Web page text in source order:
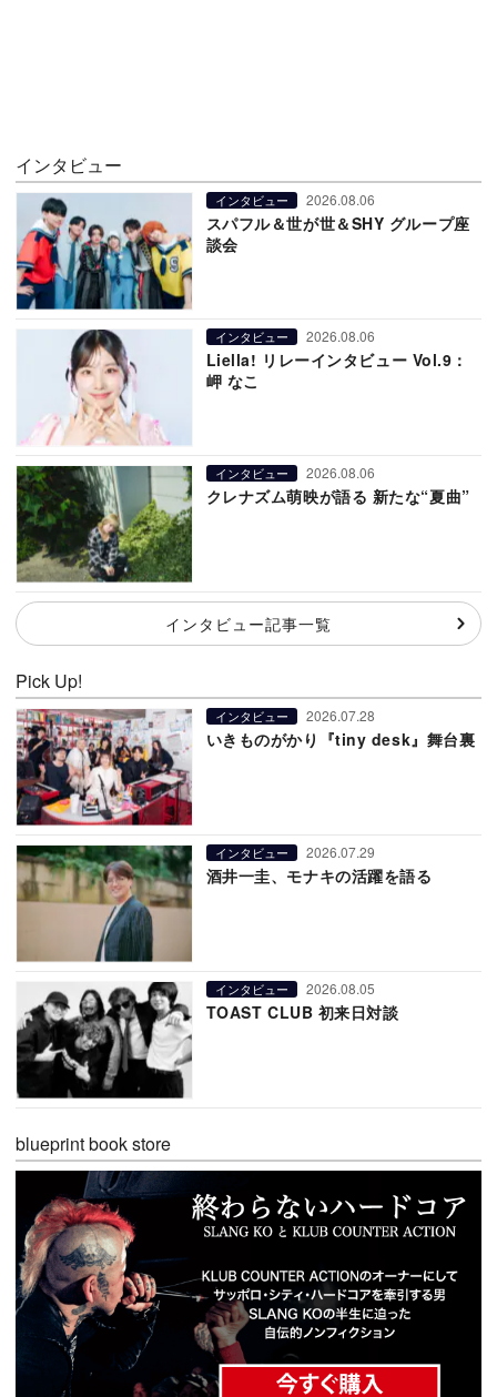
インタビュー
インタビュー 2026.08.06
スパフル＆世が世＆SHY グループ座
談会
インタビュー 2026.08.06
Liella! リレーインタビュー Vol.9：
岬 なこ
インタビュー 2026.08.06
クレナズム萌映が語る 新たな“夏曲”
インタビュー記事一覧
Pick Up!
インタビュー 2026.07.28
いきものがかり『tiny desk』舞台裏
インタビュー 2026.07.29
酒井一圭、モナキの活躍を語る
インタビュー 2026.08.05
TOAST CLUB 初来日対談
blueprint book store